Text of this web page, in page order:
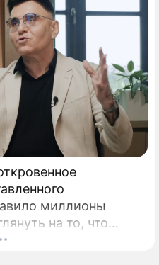
миллионы
на то, что
главного